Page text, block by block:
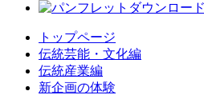
トップページ
伝統芸能・文化編
伝統産業編
新企画の体験